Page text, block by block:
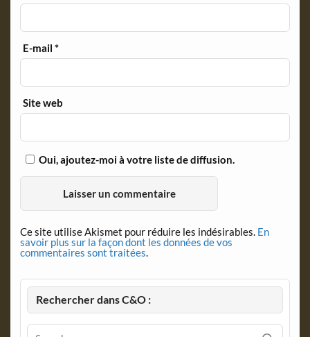
E-mail*
Site web
Oui, ajoutez-moi à votre liste de diffusion.
Ce site utilise Akismet pour réduire les indésirables. En
savoir plus sur la façon dont les données de vos
commentaires sont traitées.
Rechercher dans C&O :